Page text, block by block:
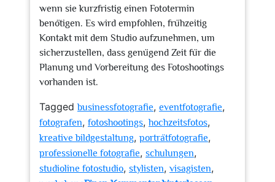
wenn sie kurzfristig einen Fototermin
benötigen. Es wird empfohlen, frühzeitig
Kontakt mit dem Studio aufzunehmen, um
sicherzustellen, dass genügend Zeit für die
Planung und Vorbereitung des Fotoshootings
vorhanden ist.
Taggedbusinessfotografie, eventfotografie,
fotografen, fotoshootings,hochzeitsfotos,
kreative bildgestaltung, porträtfotografie,
professionelle fotografie, schulungen,
studioline fotostudio, stylisten, visagisten,